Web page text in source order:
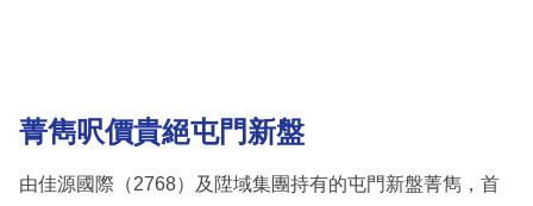
菁雋呎價貴絕屯門新盤
由佳源國際（2768）及陞域集團持有的屯門新盤菁雋，首